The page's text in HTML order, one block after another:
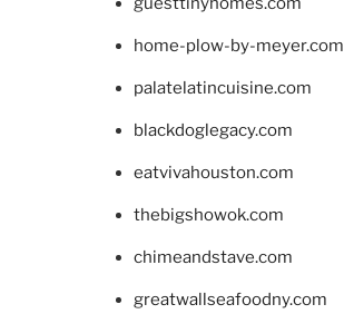
home-plow-by-meyer.com
palatelatincuisine.com
blackdoglegacy.com
eatvivahouston.com
thebigshowok.com
chimeandstave.com
greatwallseafoodny.com